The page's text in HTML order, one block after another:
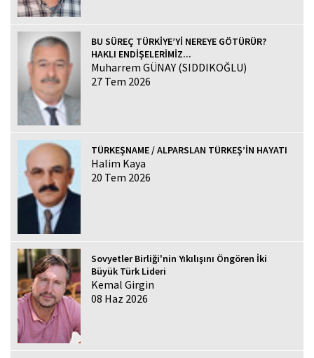
BU SÜREÇ TÜRKİYE’Yİ NEREYE GÖTÜRÜR?
HAKLI ENDİŞELERİMİZ...
Muharrem GÜNAY (SIDDIKOĞLU)
27 Tem 2026
TÜRKEŞNAME / ALPARSLAN TÜRKEŞ’İN HAYATI
Halim Kaya
20 Tem 2026
Sovyetler Birliği'nin Yıkılışını Öngören İki
Büyük Türk Lideri
Kemal Girgin
08 Haz 2026